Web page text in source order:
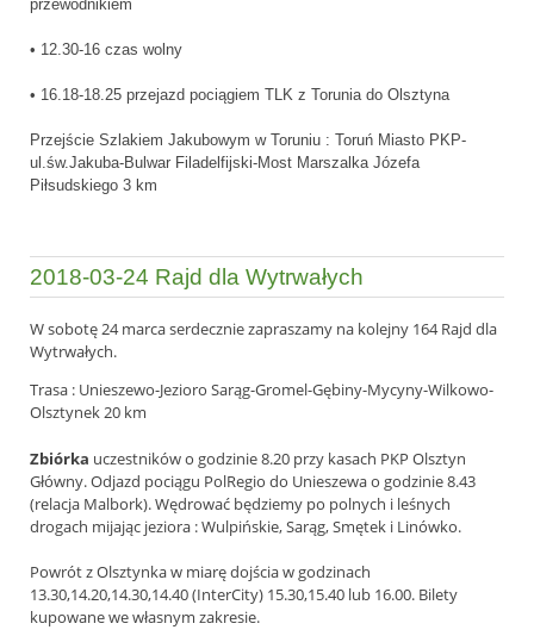
przewodnikiem
• 12.30-16 czas wolny
• 16.18-18.25 przejazd pociągiem TLK z Torunia do Olsztyna
Przejście Szlakiem Jakubowym w Toruniu : Toruń Miasto PKP-
ul.św.Jakuba-Bulwar Filadelfijski-Most Marszalka Józefa
Piłsudskiego 3 km
2018-03-24 Rajd dla Wytrwałych
W sobotę 24 marca serdecznie zapraszamy na kolejny 164 Rajd dla
Wytrwałych.
Trasa : Unieszewo-Jezioro Sarąg-Gromel-Gębiny-Mycyny-Wilkowo-
Olsztynek 20 km
Zbiórka uczestników o godzinie 8.20 przy kasach PKP Olsztyn
Główny. Odjazd pociągu PolRegio do Unieszewa o godzinie 8.43
(relacja Malbork). Wędrować będziemy po polnych i leśnych
drogach mijając jeziora : Wulpińskie, Sarąg, Smętek i Linówko.
Powrót z Olsztynka w miarę dojścia w godzinach
13.30,14.20,14.30,14.40 (InterCity) 15.30,15.40 lub 16.00. Bilety
kupowane we własnym zakresie.